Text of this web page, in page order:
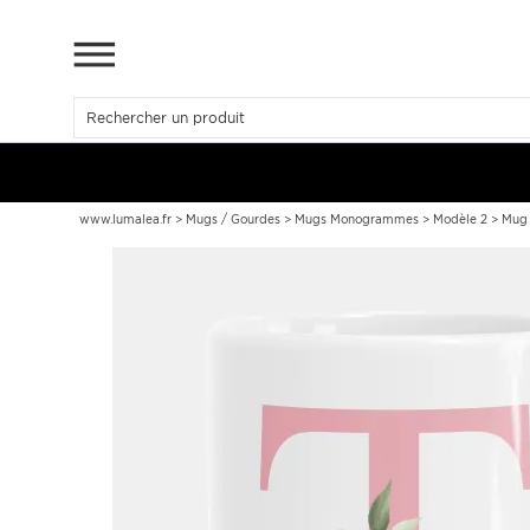
www.lumalea.fr > Mugs / Gourdes > Mugs Monogrammes > Modèle 2 >